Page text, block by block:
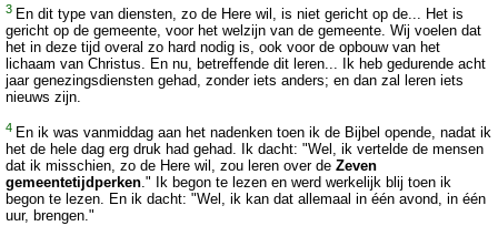
3 En dit type van diensten, zo de Here wil, is niet gericht op de... Het is
gericht op de gemeente, voor het welzijn van de gemeente. Wij voelen dat
het in deze tijd overal zo hard nodig is, ook voor de opbouw van het
lichaam van Christus. En nu, betreffende dit leren... Ik heb gedurende acht
jaar genezingsdiensten gehad, zonder iets anders; en dan zal leren iets
nieuws zijn.
4 En ik was vanmiddag aan het nadenken toen ik de Bijbel opende, nadat ik
het de hele dag erg druk had gehad. Ik dacht: "Wel, ik vertelde de mensen
dat ik misschien, zo de Here wil, zou leren over de Zeven
gemeentetijdperken." Ik begon te lezen en werd werkelijk blij toen ik
begon te lezen. En ik dacht: "Wel, ik kan dat allemaal in één avond, in één
uur, brengen."